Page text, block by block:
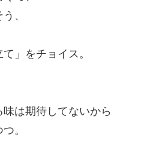
、
」をチョイス。
は期待してないから
。